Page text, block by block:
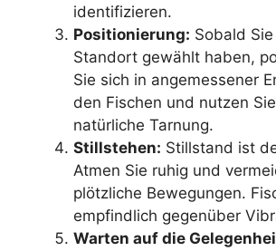
identifizieren.
Positionierung: Sobald
Standort gewählt haben,
Sie sich in angemessener
den Fischen und nutzen
natürliche Tarnung.
Stillstehen: Stillstand ist
Atmen Sie ruhig und
plötzliche Bewegungen.
empfindlich gegenüber
Warten auf die